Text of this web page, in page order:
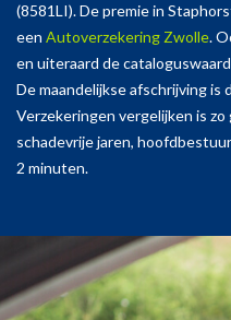
(8581LI). De premie in
een Autoverzekering Zwolle.
en uiteraard de
De maandelijkse afschrijving is
Verzekeringen vergelijken is
schadevrije jaren,
2 minuten.